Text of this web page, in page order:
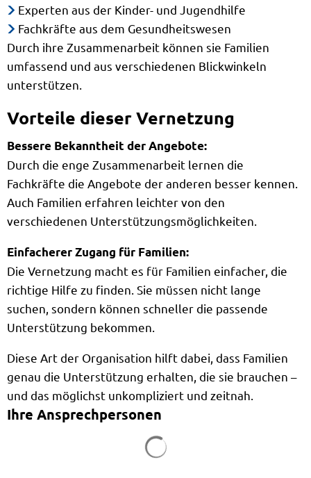
Experten aus der Kinder- und Jugendhilfe
Fachkräfte aus dem Gesundheitswesen
Durch ihre Zusammenarbeit können sie Familien
umfassend und aus verschiedenen Blickwinkeln
unterstützen.
Vorteile dieser Vernetzung
Bessere Bekanntheit der Angebote:
Durch die enge Zusammenarbeit lernen die
Fachkräfte die Angebote der anderen besser kennen.
Auch Familien erfahren leichter von den
verschiedenen Unterstützungsmöglichkeiten.
Einfacherer Zugang für Familien:
Die Vernetzung macht es für Familien einfacher, die
richtige Hilfe zu finden. Sie müssen nicht lange
suchen, sondern können schneller die passende
Unterstützung bekommen.
Diese Art der Organisation hilft dabei, dass Familien
genau die Unterstützung erhalten, die sie brauchen –
und das möglichst unkompliziert und zeitnah.
Ihre Ansprechpersonen